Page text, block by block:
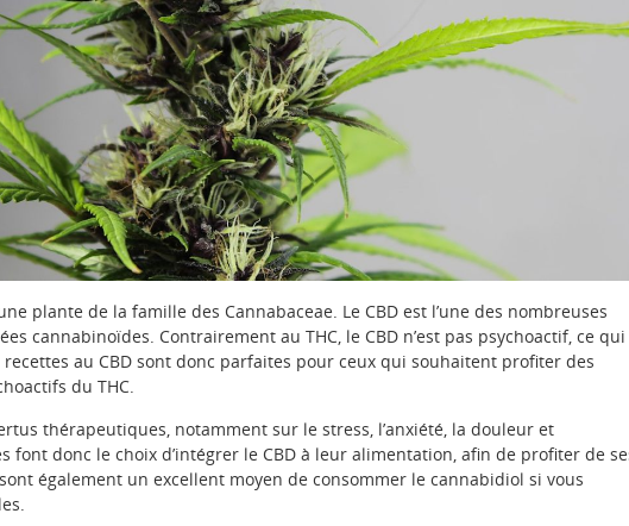
plante de la famille des Cannabaceae. Le CBD est l’une des nombreuses
cannabinoïdes. Contrairement au THC, le CBD n’est pas psychoactif, ce qui
recettes au CBD sont donc parfaites pour ceux qui souhaitent profiter des
du THC.
thérapeutiques, notamment sur le stress, l’anxiété, la douleur et
font donc le choix d’intégrer le CBD à leur alimentation, afin de profiter de
également un excellent moyen de consommer le cannabidiol si vous